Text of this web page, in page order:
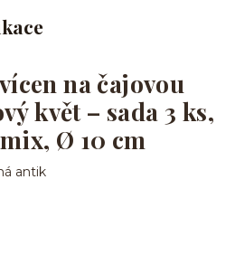
na čajovou
květ – sada 3 ks,
Ø 10 cm
antik